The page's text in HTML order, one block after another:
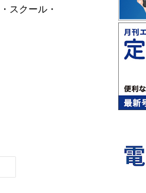
スクール・